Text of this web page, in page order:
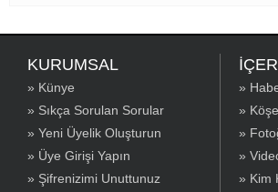
KURUMSAL
» Künye
» Sıkça Sorulan Sorular
» Yeni Üyelik Oluşturun
» Üye Girişi Yapın
» Şifrenizimi Unuttunuz
»
»
»
»
» Kim